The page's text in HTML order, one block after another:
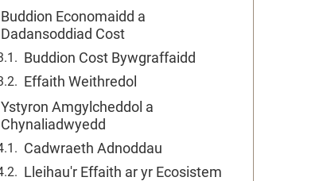
Buddion Economaidd a
Dadansoddiad Cost
Buddion Cost Bywgraffaidd
Effaith Weithredol
Ystyron Amgylcheddol a
Chynaliadwyedd
Cadwraeth Adnoddau
Lleihau'r Effaith ar yr Ecosistem